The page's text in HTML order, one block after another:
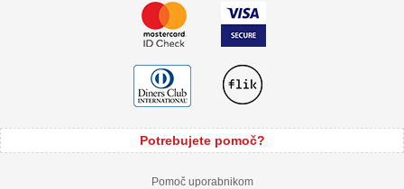
Potrebujete pomoč?
Pomoč uporabnikom